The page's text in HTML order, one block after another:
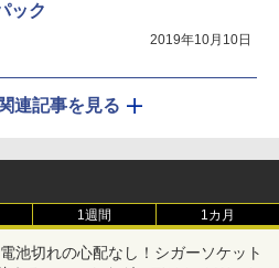
ック
2019年10月10日
連記事を見る
1週間 1カ月
池切れの心配なし！シガーソケット